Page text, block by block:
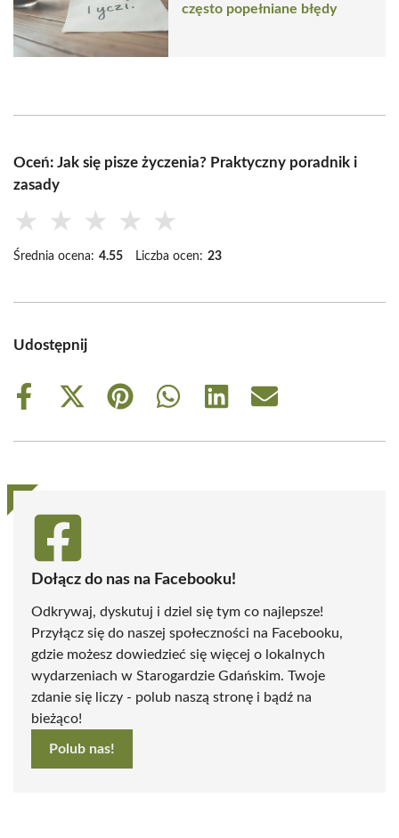
często popełniane błędy
Oceń: Jak się pisze życzenia? Praktyczny poradnik i
zasady
★ ★ ★ ★ ★
Średnia ocena: 4.55 Liczba ocen: 23
Udostępnij
Share
Share
(Twitter)
Share
Share
Share
Share
Dołącz do nas na Facebooku!
Odkrywaj, dyskutuj i dziel się tym co najlepsze!
Przyłącz się do naszej społeczności na Facebooku,
gdzie możesz dowiedzieć się więcej o lokalnych
wydarzeniach w Starogardzie Gdańskim. Twoje
zdanie się liczy - polub naszą stronę i bądź na
bieżąco!
Polub nas!